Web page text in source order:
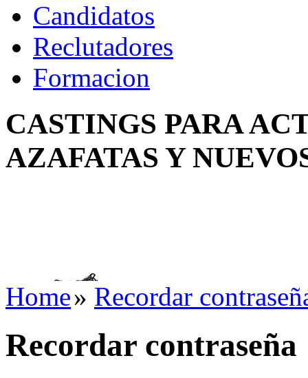
Candidatos
Reclutadores
Formacion
CASTINGS PARA
AZAFATAS Y
Home» Recordar
Recordar contraseña